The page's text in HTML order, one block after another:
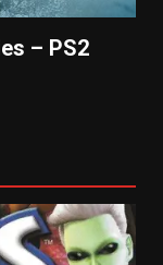
– PS2